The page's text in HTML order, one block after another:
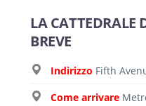
LA CATTEDRALE
BREVE
Indirizzo Fifth
Come arrivare